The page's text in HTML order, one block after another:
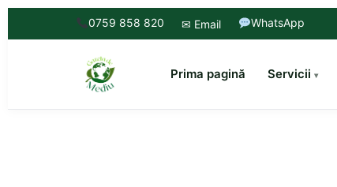
0759 858 820 ✉ Email WhatsApp
Prima pagină Servicii